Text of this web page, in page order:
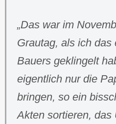
„Das war im
Grautag, als ich das
Bauers geklingelt
eigentlich nur die
bringen, so ein
Akten sortieren, das